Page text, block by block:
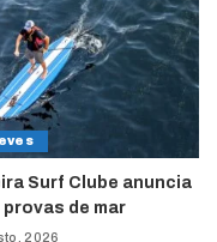
Surf Clube anuncia
provas de mar
2026